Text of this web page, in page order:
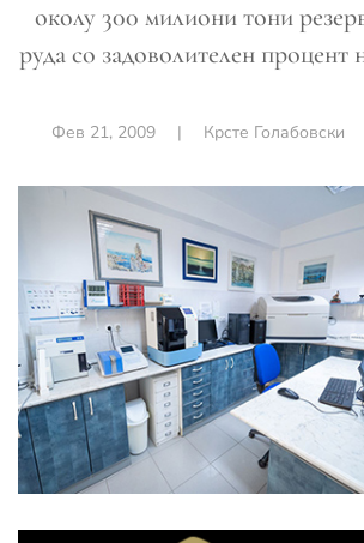
околу 300 милиони тони
руда со задоволителен процент
Фев 21, 2009| Крсте Голабовски